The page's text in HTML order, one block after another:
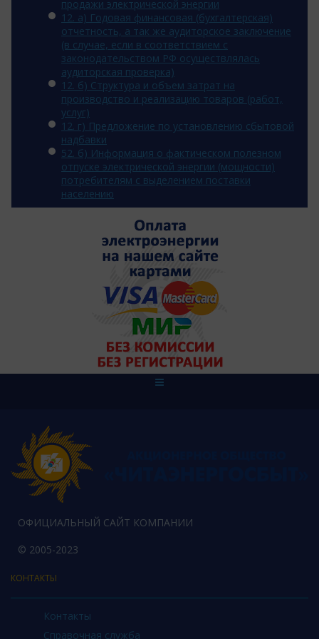
продажи электрической энергии
12. a) Годовая финансовая (бухгалтерская)
отчетность, а так же аудиторское заключение
(в случае, если в соответствием с
законодательством РФ осуществлялась
аудиторская проверка)
12. б) Структура и объем затрат на
производство и реализацию товаров (работ,
услуг)
12. г) Предложение по установлению сбытовой
надбавки
52. б) Информация о фактическом полезном
отпуске электрической энергии (мощности)
потребителям с выделением поставки
населению
ОФИЦИАЛЬНЫЙ САЙТ КОМПАНИИ
© 2005-2023
КОНТАКТЫ
Контакты
Справочная служба